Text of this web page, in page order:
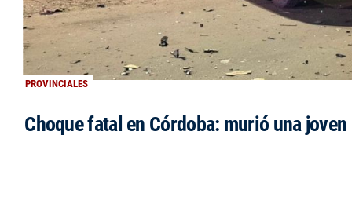
PROVINCIALES
Choque fatal en Córdoba: murió una